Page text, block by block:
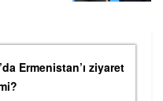
Ermenistan’ı ziyaret